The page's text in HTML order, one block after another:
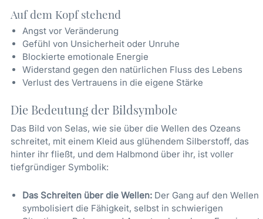
Auf dem Kopf stehend
Angst vor Veränderung
Gefühl von Unsicherheit oder Unruhe
Blockierte emotionale Energie
Widerstand gegen den natürlichen Fluss des Lebens
Verlust des Vertrauens in die eigene Stärke
Die Bedeutung der Bildsymbole
Das Bild von Selas, wie sie über die Wellen des Ozeans
schreitet, mit einem Kleid aus glühendem Silberstoff, das
hinter ihr fließt, und dem Halbmond über ihr, ist voller
tiefgründiger Symbolik:
Das Schreiten über die Wellen: Der Gang auf den Wellen
symbolisiert die Fähigkeit, selbst in schwierigen